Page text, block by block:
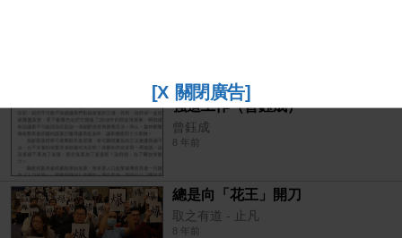
[X 關閉廣告]
強迫工作（曾鈺成）
曾鈺成
8 年前
總是向「花王」開刀
取之有道 - 止凡
8 年前